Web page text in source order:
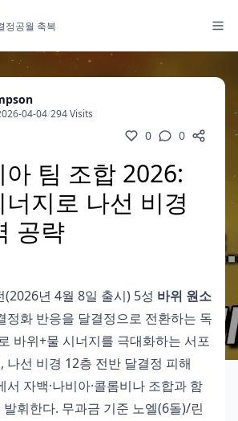
정공월 축복
04-04/294 Visits
0 0
팀 조합 2026:
지로 나선 비경
공략
(2026년 4월 8일 출시) 5성 바위 원소
정화 반응을 달결정으로 전환하는 독
바위+물 시너지를 극대화하는 서포
나선 비경 12층 전반 달결정 피해
서 자백·나비아·콜롬비나 조합과 함
휘한다. 무과금 기준 노엘(6돌)/린